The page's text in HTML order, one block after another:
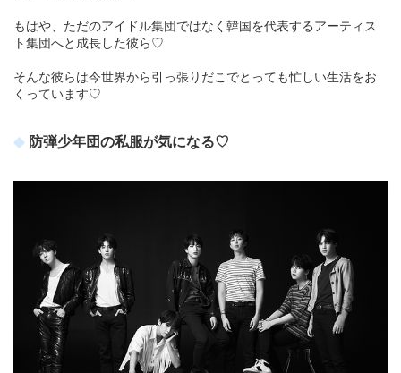
もはや、ただのアイドル集団ではなく韓国を代表するアーティス
ト集団へと成長した彼ら♡
そんな彼らは今世界から引っ張りだこでとっても忙しい生活をお
くっています♡
防弾少年団の私服が気になる♡